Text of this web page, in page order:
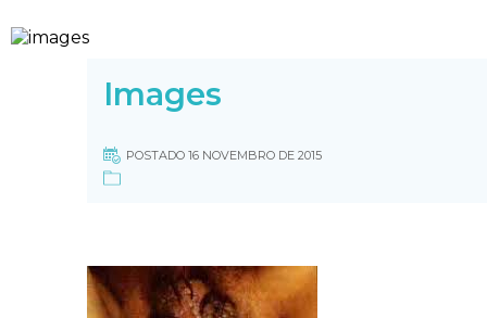
Images
POSTADO 16 NOVEMBRO DE 2015